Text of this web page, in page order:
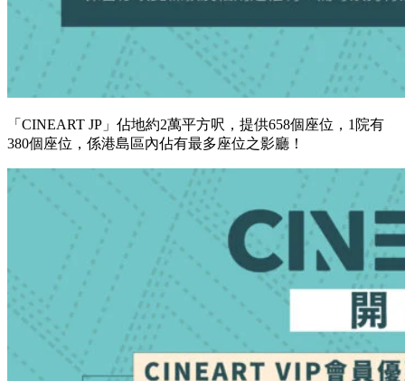
「CINEART JP」佔地約2萬平方呎，提供658個座位，1院有
380個座位，係港島區內佔有最多座位之影廳！